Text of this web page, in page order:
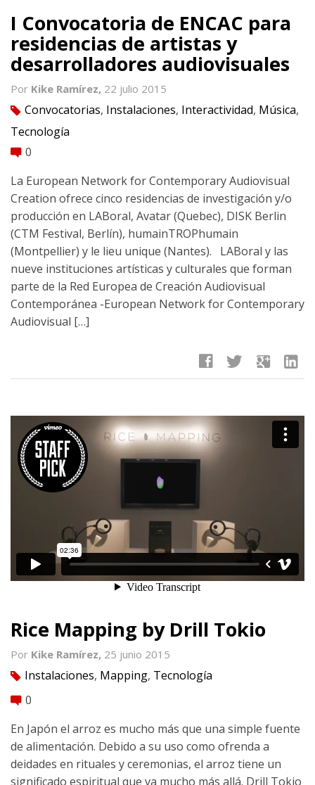
I Convocatoria de ENCAC para
residencias de artistas y
desarrolladores audiovisuales
Por Kike Ramírez, 22 julio 2015
tag Convocatorias, Instalaciones, Interactividad, Música,
Tecnología
comment 0
La European Network for Contemporary Audiovisual
Creation ofrece cinco residencias de investigación y/o
producción en LABoral, Avatar (Quebec), DISK Berlin
(CTM Festival, Berlín), humainTROPhumain
(Montpellier) y le lieu unique (Nantes). LABoral y las
nueve instituciones artísticas y culturales que forman
parte de la Red Europea de Creación Audiovisual
Contemporánea -European Network for Contemporary
Audiovisual […]
facebook twitter google linkedin
Rice Mapping by Drill Tokio
Por Kike Ramírez, 25 junio 2015
tag Instalaciones, Mapping, Tecnología
comment 0
En Japón el arroz es mucho más que una simple fuente
de alimentación. Debido a su uso como ofrenda a
deidades en rituales y ceremonias, el arroz tiene un
significado espiritual que va mucho más allá. Drill Tokio